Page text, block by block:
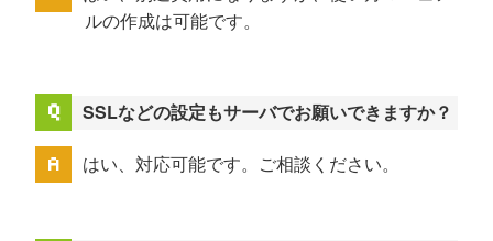
ルの作成は可能です。
SSLなどの設定もサーバでお願いできますか？
はい、対応可能です。ご相談ください。